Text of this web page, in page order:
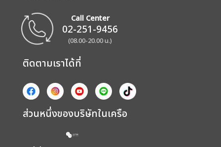
Call Center
02-251-9456
(08.00-20.00 น.)
ติดตามเราได้ที่
ส่วนหนึ่งของบริษัทในเครือ